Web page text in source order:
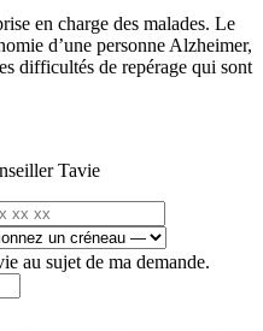
en charge des malades. Le
d’une personne Alzheimer,
difficultés de repérage qui sont
Tavie
au sujet de ma demande.